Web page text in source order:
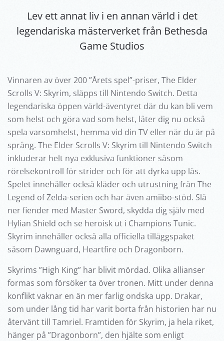
Lev ett annat liv i en annan värld i det
legendariska mästerverket från Bethesda
Game Studios
Vinnaren av över 200 ”Årets spel”-priser, The Elder
Scrolls V: Skyrim, släpps till Nintendo Switch. Detta
legendariska öppen värld-äventyret där du kan bli vem
som helst och göra vad som helst, låter dig nu också
spela varsomhelst, hemma vid din TV eller när du är på
språng. The Elder Scrolls V: Skyrim till Nintendo Switch
inkluderar helt nya exklusiva funktioner såsom
rörelsekontroll för strider och för att dyrka upp lås.
Spelet innehåller också kläder och utrustning från The
Legend of Zelda-serien och har även amiibo-stöd. Slå
ner fiender med Master Sword, skydda dig själv med
Hylian Shield och se heroisk ut i Champions Tunic.
Skyrim innehåller också alla officiella tilläggspaket
såsom Dawnguard, Heartfire och Dragonborn.
Skyrims ”High King” har blivit mördad. Olika allianser
formas som försöker ta över tronen. Mitt under denna
konflikt vaknar en än mer farlig ondska upp. Drakar,
som under lång tid har varit borta från historien har nu
återvänt till Tamriel. Framtiden för Skyrim, ja hela riket,
hänger på ”Dragonborn”, den hjälte som enligt